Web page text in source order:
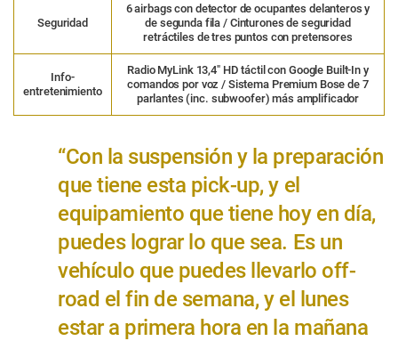
Seguridad
6 airbags con detector de ocupantes delanteros y
de segunda fila / Cinturones de seguridad
retráctiles de tres puntos con pretensores
Info-
entretenimiento
Radio MyLink 13,4″ HD táctil con Google Built-In y
comandos por voz / Sistema Premium Bose de 7
parlantes (inc. subwoofer) más amplificador
“Con la suspensión y la preparación
que tiene esta pick-up, y el
equipamiento que tiene hoy en día,
puedes lograr lo que sea. Es un
vehículo que puedes llevarlo off-
road el fin de semana, y el lunes
estar a primera hora en la mañana